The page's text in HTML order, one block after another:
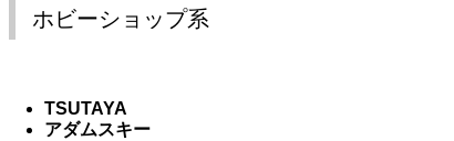
ホビーショップ系
TSUTAYA
アダムスキー